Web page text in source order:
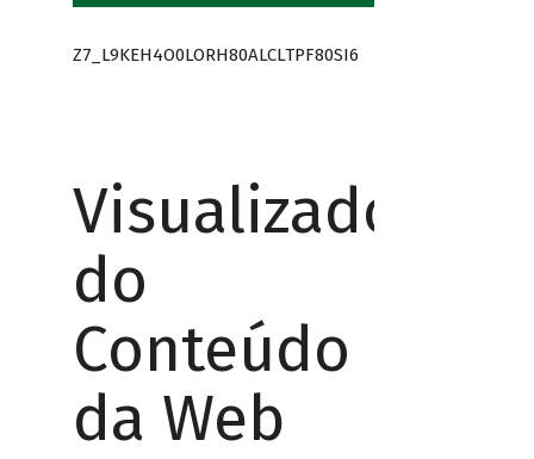
Z7_L9KEH4O0LORH80ALCLTPF80SI6
Visualizador
do
Conteúdo
da Web